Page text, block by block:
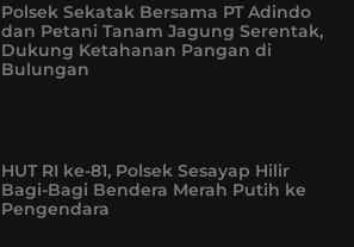
Polsek Sekatak Bersama PT Adindo
dan Petani Tanam Jagung Serentak,
Dukung Ketahanan Pangan di
Bulungan
HUT RI ke-81, Polsek Sesayap Hilir
Bagi-Bagi Bendera Merah Putih ke
Pengendara